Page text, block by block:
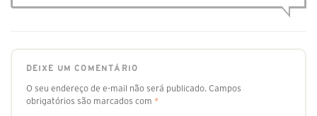
DEIXE UM COMENTÁRIO
O seu endereço de e-mail não será publicado. Campos
obrigatórios são marcados com *